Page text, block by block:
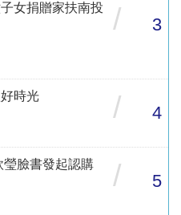
女捐贈家扶南投
/ 3
時光
/ 4
臉書發起認購
/ 5